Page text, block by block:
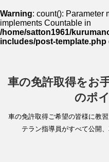
Warning: count(): Parameter
implements Countable in
/home/satton1961/
includes/post-template.php
車の免許取得をお
のポ
車の免許取得ご希望の皆様に教
テラン指導員がすべて公開